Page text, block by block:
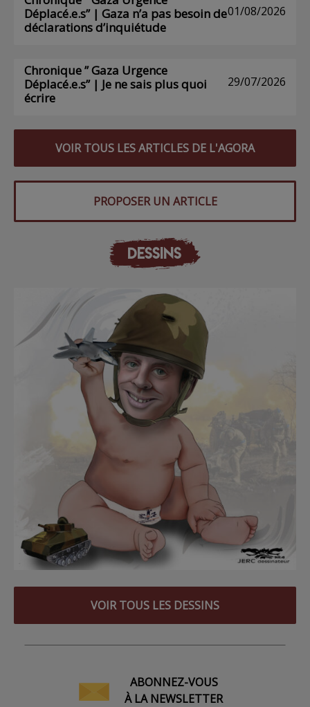
01/08/2026
Déplacé.e.s” | Gaza n’a pas besoin de
déclarations d’inquiétude
29/07/2026
Chronique ” Gaza Urgence
Déplacé.e.s” | Je ne sais plus quoi
écrire
VOIR TOUS LES ARTICLES DE L'AGORA
PROPOSER UN ARTICLE
DESSINS
VOIR TOUS LES DESSINS
ABONNEZ-VOUS
À LA NEWSLETTER